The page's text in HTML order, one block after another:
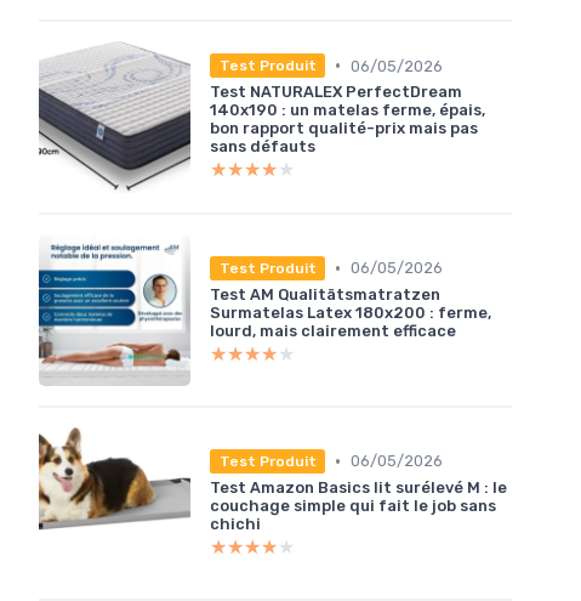
Test Produit • 06/05/2026
Test NATURALEX PerfectDream
140x190 : un matelas ferme, épais,
bon rapport qualité-prix mais pas
sans défauts
★★★★★
★★★★★
Test Produit • 06/05/2026
Test AM Qualitätsmatratzen
Surmatelas Latex 180x200 : ferme,
lourd, mais clairement efficace
★★★★★
★★★★★
Test Produit • 06/05/2026
Test Amazon Basics lit surélevé M : le
couchage simple qui fait le job sans
chichi
★★★★★
★★★★★